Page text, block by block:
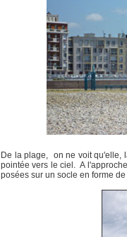
De la plage, on ne voit qu'elle,
pointée vers le ciel. A
posées sur un socle en forme